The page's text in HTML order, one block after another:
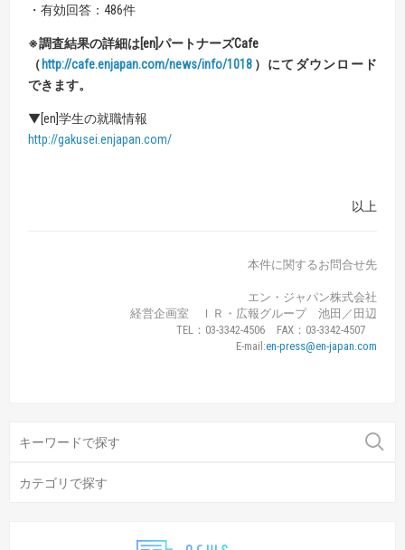
・有効回答：486件
※調査結果の詳細は[en]パートナーズCafe
（ http://cafe.enjapan.com/news/info/1018 ）にてダウンロード
できます。
▼[en]学生の就職情報
http://gakusei.enjapan.com/
以上
本件に関するお問合せ先
エン・ジャパン株式会社
経営企画室 ＩＲ・広報グループ 池田／田辺
TEL：03-3342-4506 FAX：03-3342-4507
E-mail:en-press@en-japan.com